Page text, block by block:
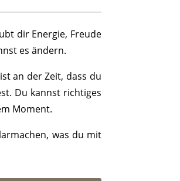
dir Energie, Freude
es ändern.
an der Zeit, dass du
Du kannst richtiges
Moment.
was du mit